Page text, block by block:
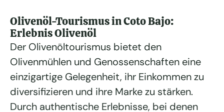
Olivenöl-Tourismus in Coto Bajo:
Erlebnis Olivenöl
Der Olivenöltourismus bietet den
Olivenmühlen und Genossenschaften eine
einzigartige Gelegenheit, ihr Einkommen zu
diversifizieren und ihre Marke zu stärken.
Durch authentische Erlebnisse, bei denen